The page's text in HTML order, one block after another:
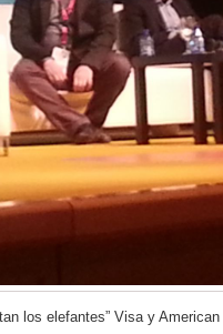
los elefantes” Visa y